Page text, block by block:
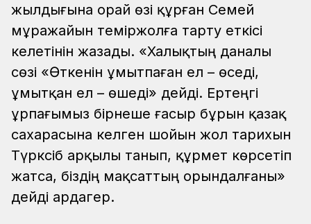
жылдығына орай өзі құрған Семей
мұражайын теміржолға тарту еткісі
келетінін жазады. «Халықтың даналы
сөзі «Өткенін ұмытпаған ел – өседі,
ұмытқан ел – өшеді» дейді. Ертеңгі
ұрпағымыз бірнеше ғасыр бұрын қазақ
сахарасына келген шойын жол тарихын
Түрксіб арқылы танып, құрмет көрсетіп
жатса, біздің мақсаттың орындалғаны»
дейді ардагер.